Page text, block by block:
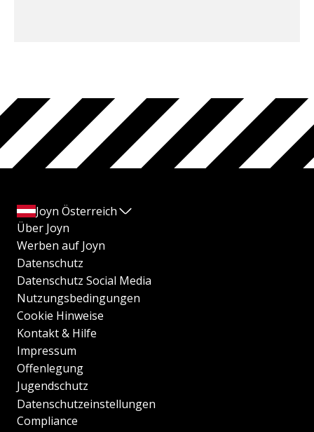
Joyn Österreich
Über Joyn
Werben auf Joyn
Datenschutz
Datenschutz Social Media
Nutzungsbedingungen
Cookie Hinweise
Kontakt & Hilfe
Impressum
Offenlegung
Jugendschutz
Datenschutzeinstellungen
Compliance